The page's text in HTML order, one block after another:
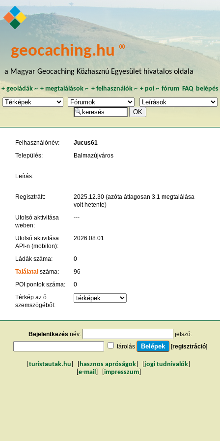
geocaching.hu ®
a Magyar Geocaching Közhasznú Egyesület hivatalos oldala
+ geoládák~ +megtalálások ~ + felhasználók~ + poi~ fórum FAQ belépés
Felhasználónév:
Jucus61
Település:
Balmazújváros
Leírás:
Regisztrált:
2025.12.30 (azóta átlagosan 3.1 megtalálása
volt hetente)
Utolsó aktivitása
weben:
---
Utolsó aktivitása
API-n (mobilon):
2026.08.01
Ládák száma:
0
Találataiszáma:
96
POI pontok száma:
0
Térkép az ő
szemszögéből:
Bejelentkezés név:
jelszó:
tárolás
[regisztráció]
turistautak.hu hasznos apróságok jogi tudnivalók
e-mail impresszum]